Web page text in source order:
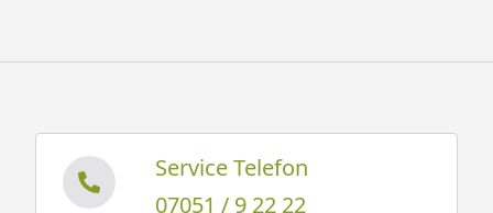
Service Telefon
07051 / 9 22 22